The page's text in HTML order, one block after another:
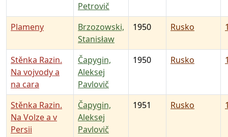
Petrovič
Plameny
Brzozowski,
Stanisław
1950 Rusko
Stěnka Razin.
Na vojvody a
na cara
Čapygin,
Aleksej
Pavlovič
1950 Rusko
Stěnka Razin.
Na Volze a v
Persii
Čapygin,
Aleksej
Pavlovič
1951 Rusko